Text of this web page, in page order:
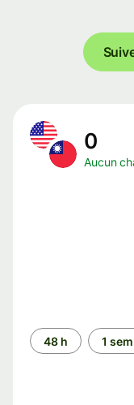
0
Aucun
Période
48 h 1